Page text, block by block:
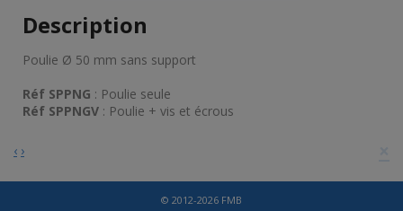
Description
Poulie Ø 50 mm sans support
Réf SPPNG : Poulie seule
Réf SPPNGV : Poulie + vis et écrous
‹ ›
© 2012-2026 FMB